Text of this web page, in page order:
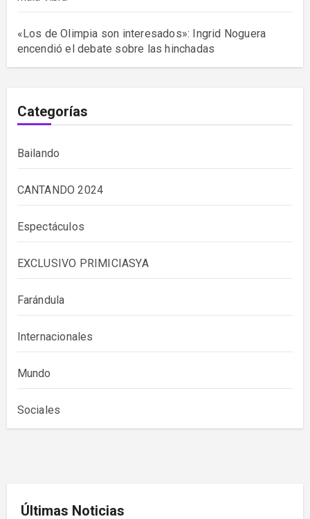
«Los de Olimpia son interesados»: Ingrid Noguera
encendió el debate sobre las hinchadas
Categorías
Bailando
CANTANDO 2024
Espectáculos
EXCLUSIVO PRIMICIASYA
Farándula
Internacionales
Mundo
Sociales
Últimas Noticias